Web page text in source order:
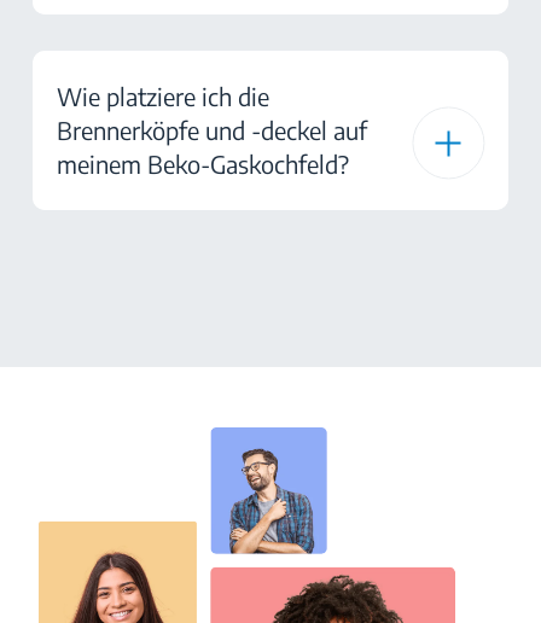
Wie platziere ich die
Brennerköpfe und -deckel auf
meinem Beko-Gaskochfeld?